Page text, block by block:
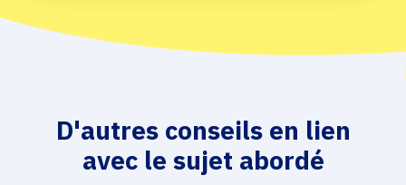
D'autres conseils en lien
avec le sujet abordé